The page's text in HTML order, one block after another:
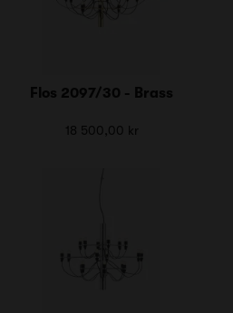
Flos 2097/30 - Brass
18 500,00 kr